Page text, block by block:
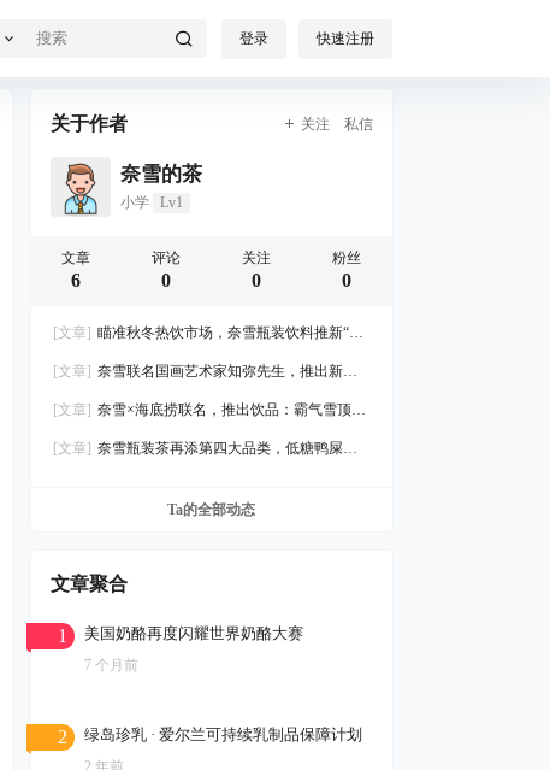
登录 快速注册
关于作者 关注 私信
奈雪的茶
小学 Lv1
文章
6
评论
0
关注
0
粉丝
0
[文章] 瞄准秋冬热饮市场，奈雪瓶装饮料推新“暖
[文章] 奈雪联名国画艺术家知弥先生，推出新品
[文章] 奈雪×海底捞联名，推出饮品：霸气雪顶山
[文章] 奈雪瓶装茶再添第四大品类，低糖鸭屎香
Ta的全部动态
文章聚合
1 美国奶酪再度闪耀世界奶酪大赛
7 个月前
2 绿岛珍乳 · 爱尔兰可持续乳制品保障计划
2 年前